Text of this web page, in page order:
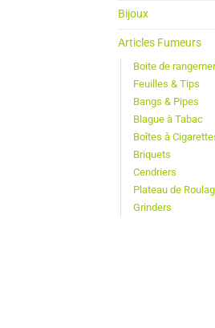
Bijoux
Articles Fumeurs
Boite de
Feuilles & Tips
Bangs & Pipes
Blague à Tabac
Boîtes à
Briquets
Cendriers
Plateau de
Grinders